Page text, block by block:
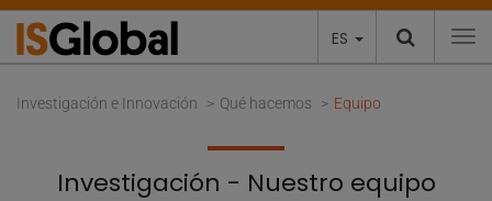
ES
Investigación e Innovación Qué hacemos Equipo
Investigación - Nuestro equipo